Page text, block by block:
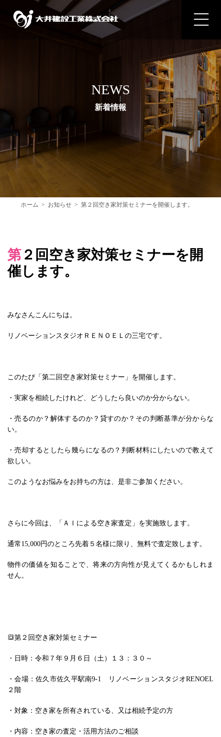
ホーム お知らせ 第２回空き家対策セミナーを開催します。
NEWS
新着情報
第２回空き家対策セミナーを開
催します。
みなさんこんにちは。
リノベーションスタジオＲＥＮＯＥＬの三宅です。
このたび「第二回空き家対策セミナー」を開催します。
・実家を相続したけれど、どうしたら良いのか分からない。
・売るのか？解体するのか？貸すのか？その判断基準が分からな
い。
・売却するとしたら幾らになるの？判断材料にしたいので教えて
欲しい。
このようなお悩みをお持ちの方は、是非ご参加ください。
さらに今回は、「ＡＩによる空き家査定」を実施致します。
通常15,000円のところ先着５名様に限り、無料で査定致します。
物件の価値を知ることで、将来の方向性が見えてくるかもしれま
せん。
🔳第２回空き家対策セミナー
・日時：令和７年９月６日（土）１３：３０～
・会場：佐久市佐久平駅南9-1 リノベーションスタジオRENOEL
２階
・対象：空き家を所有されている、又は相続予定の方
・内容：空き家の査定・活用方法のご相談